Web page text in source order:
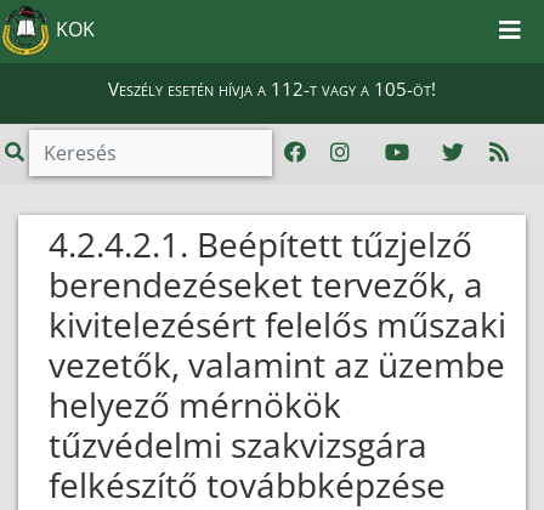
KOK
Veszély esetén hívja a 112-t vagy a 105-öt!
4.2.4.2.1. Beépített tűzjelző
berendezéseket tervezők, a
kivitelezésért felelős műszaki
vezetők, valamint az üzembe
helyező mérnökök
tűzvédelmi szakvizsgára
felkészítő továbbképzése